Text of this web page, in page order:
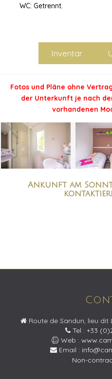
WC: Getrennt.
Inventar
Fotos und Pläne ohne
der Unterkunft je nach
vorhandenen
Ankunft am
Route de Sandun, lieu dit
Tel : +33
Web :
Email :
Non-